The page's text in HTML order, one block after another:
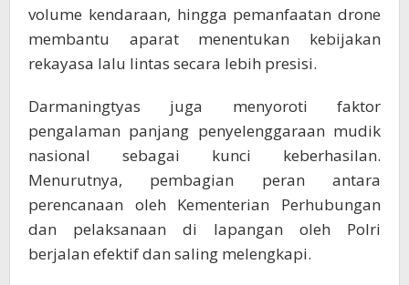
volume kendaraan, hingga pemanfaatan drone
membantu aparat menentukan kebijakan
rekayasa lalu lintas secara lebih presisi.
Darmaningtyas juga menyoroti faktor
pengalaman panjang penyelenggaraan mudik
nasional sebagai kunci keberhasilan.
Menurutnya, pembagian peran antara
perencanaan oleh Kementerian Perhubungan
dan pelaksanaan di lapangan oleh Polri
berjalan efektif dan saling melengkapi.